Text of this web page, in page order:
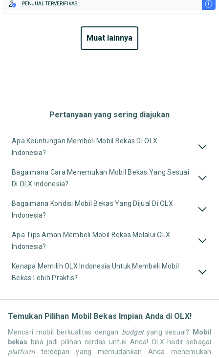
PENJUAL TERVERIFIKASI i
muat lainnya
Pertanyaan yang sering diajukan
Apa Keuntungan Membeli Mobil Bekas Di OLX
Indonesia?
Bagaimana Cara Menemukan Mobil Bekas Yang Sesuai
Di OLX Indonesia?
Bagaimana Kondisi Mobil Bekas Yang Dijual Di OLX
Indonesia?
Apa Tips Aman Membeli Mobil Bekas Melalui OLX
Indonesia?
Kenapa Memilih OLX Indonesia Untuk Membeli Mobil
Bekas Lebih Praktis?
Temukan Pilihan Mobil Bekas Impian Anda di OLX!
Mencari mobil berkualitas dengan budgetyang sesuai? Mobil
bekas bisa jadi pilihan cerdas untuk Anda! OLX hadir sebagai
platformterdepan yang memudahkan Anda menemukan